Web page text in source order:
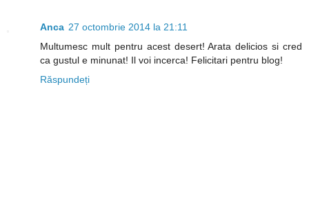
Anca 27 octombrie 2014 la 21:11
Multumesc mult pentru acest desert! Arata delicios si cred
ca gustul e minunat! Il voi incerca! Felicitari pentru blog!
Răspundeți